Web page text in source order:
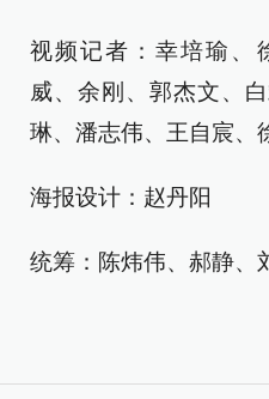
视频记者：幸培瑜、
威、余刚、郭杰文、
琳、潘志伟、王自宸、
海报设计：赵丹阳
统筹：陈炜伟、郝静、